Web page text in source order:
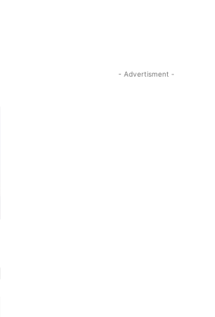
- Advertisment -